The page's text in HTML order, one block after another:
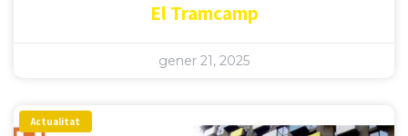
El Tramcamp
gener 21, 2025
Actualitat